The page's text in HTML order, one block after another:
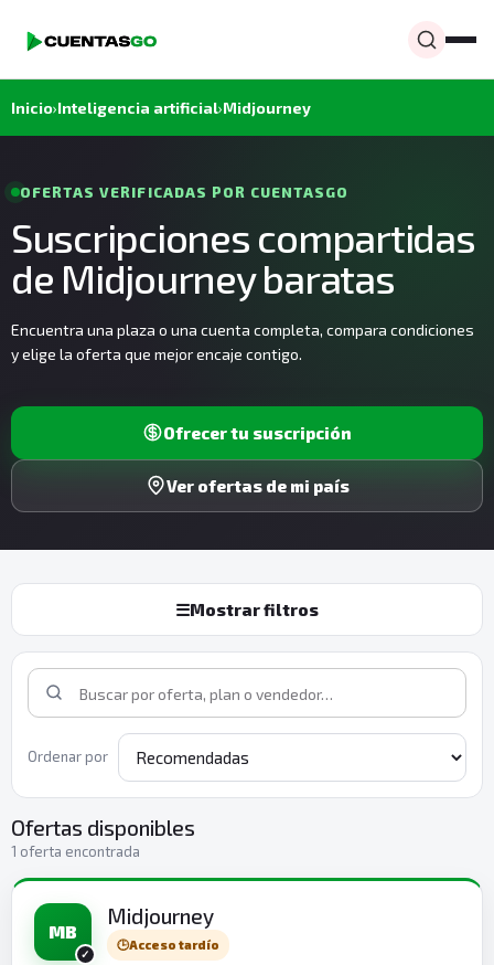
Inicio›Inteligencia artificial›Midjourney
OFERTAS VERIFICADAS POR CUENTASGO
Suscripciones compartidas
de Midjourney baratas
Encuentra una plaza o una cuenta completa, compara condiciones
y elige la oferta que mejor encaje contigo.
Ofrecer tu suscripción
Ver ofertas de mi país
☰Mostrar filtros
Ordenar por
Ofertas disponibles
1 oferta encontrada
MB
Midjourney
🕒Acceso tardío